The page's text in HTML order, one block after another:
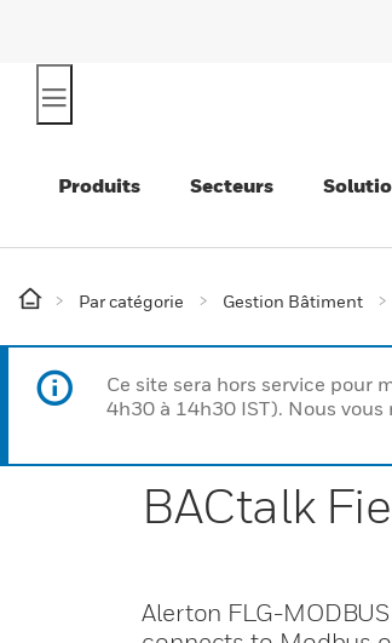
Produits Secteurs
Par catégorie Gestion Bâtiment
Ce site sera hors service pour
4h30 à 14h30 IST). Nous
BACtalk
Alerton FLG-